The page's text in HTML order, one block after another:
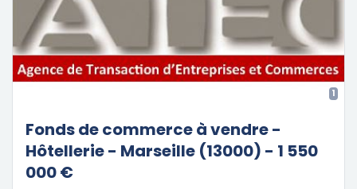
1
Fonds de commerce à vendre -
Hôtellerie - Marseille (13000) - 1 550
000 €